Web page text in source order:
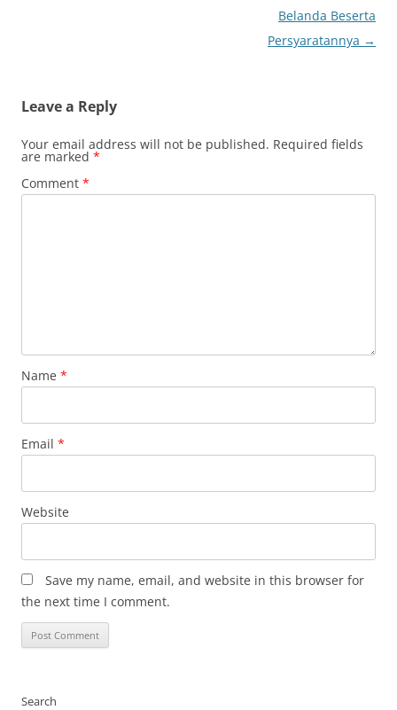
Belanda Beserta
Persyaratannya →
Leave a Reply
Your email address will not be published. Required fields
are marked *
Comment *
Name *
Email *
Website
Save my name, email, and website in this browser for
the next time I comment.
Search